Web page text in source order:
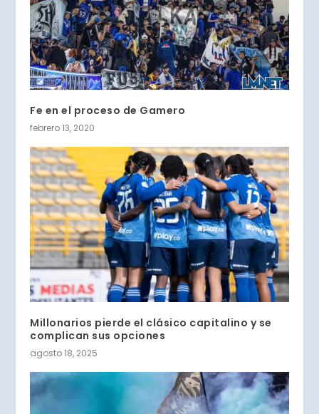
Fe en el proceso de Gamero
febrero 13, 2020
Millonarios pierde el clásico capitalino y se
complican sus opciones
agosto 18, 2025